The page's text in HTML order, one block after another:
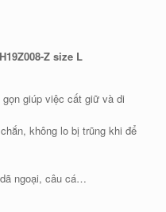
Z size L
giúp việc cất giữ và di
không lo bị trũng khi để
ngoại, câu cá…